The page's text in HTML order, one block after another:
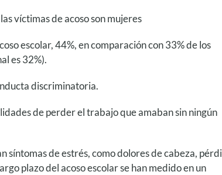
víctimas de acoso son mujeres
escolar, 44%, en comparación con 33% de los
es 32%).
discriminatoria.
de perder el trabajo que amaban sin ningún
de estrés, como dolores de cabeza,
plazo del acoso escolar se han medido en un